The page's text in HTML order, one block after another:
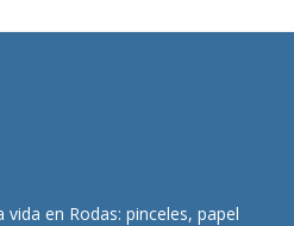
vida en Rodas: pinceles, papel